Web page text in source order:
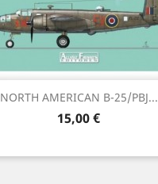
NORTH AMERICAN B-25/PBJ...
Preu
15,00 €
Vista ràpida